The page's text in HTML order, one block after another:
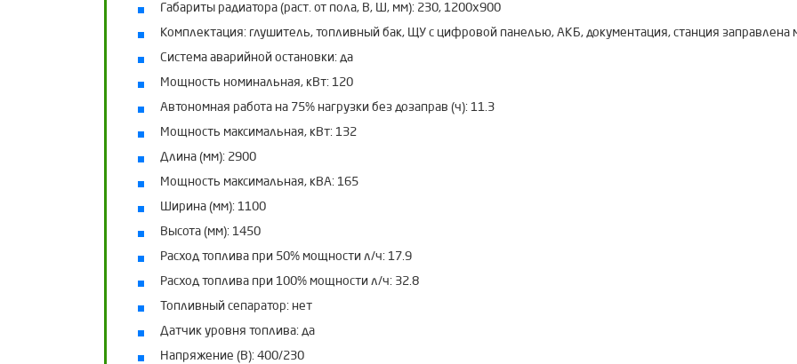
Габариты радиатора (раст. от пола, В, Ш, мм): 230, 1200x900
Комплектация: глушитель, топливный бак, ЩУ с цифровой панелью, АКБ, документация, станция заправлена
Система аварийной остановки: да
Мощность номинальная, кВт: 120
Автономная работа на 75% нагрузки без дозаправ (ч): 11.3
Мощность максимальная, кВт: 132
Длина (мм): 2900
Мощность максимальная, кВА: 165
Ширина (мм): 1100
Высота (мм): 1450
Расход топлива при 50% мощности л/ч: 17.9
Расход топлива при 100% мощности л/ч: 32.8
Топливный сепаратор: нет
Датчик уровня топлива: да
Напряжение (В): 400/230